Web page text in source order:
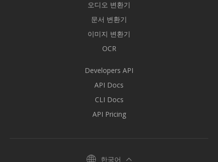
오디오 변환기
문서 변환기
이미지 변환기
OCR
Developers API
API Docs
CLI Docs
API Pricing
한국어